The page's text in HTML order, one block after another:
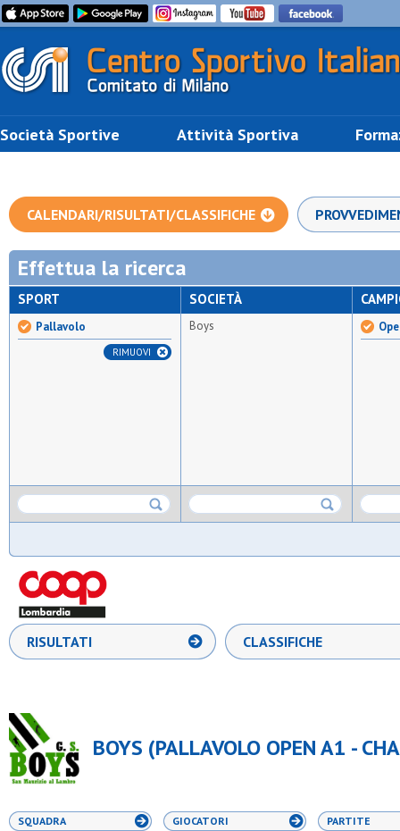
Società Sportive Attività Sportiva
CALENDARI/RISULTATI/CLASSIFICHE
Effettua la ricerca
SPORT
Pallavolo
RIMUOVI
SOCIETÀ
Boys
RISULTATI CLASSIFICHE
BOYS (PALLAVOLO OPEN A1 -
SQUADRA GIOCATORI PARTITE